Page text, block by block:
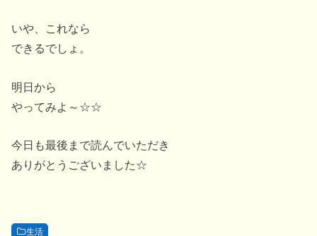
いや、これなら
できるでしょ。
明日から
やってみよ～☆☆
今日も最後まで読んでいただき
ありがとうございました☆
生活